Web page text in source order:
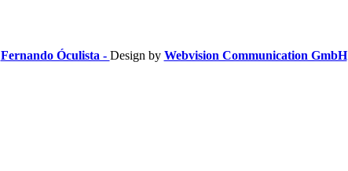
Fernando Óculista - Design by Webvision Communication GmbH